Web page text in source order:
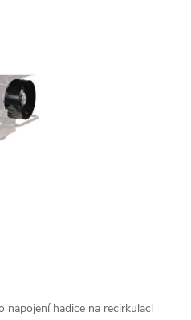
hadice na recirkulaci